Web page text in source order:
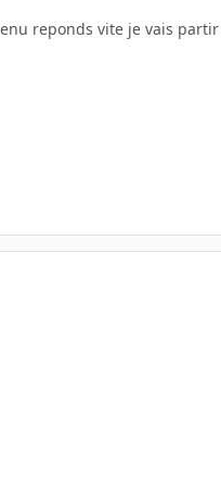
reponds vite je vais